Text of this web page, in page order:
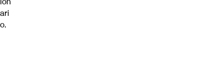
ari
o.